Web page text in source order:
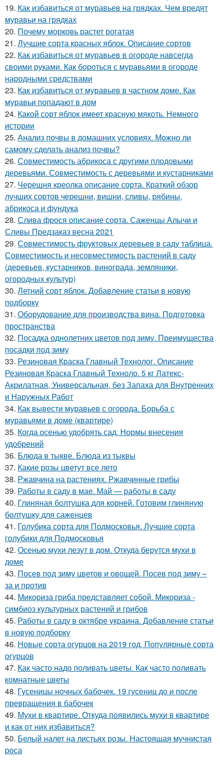
19. Как избавиться от муравьев на грядках. Чем вредят
муравьи на грядках
20. Почему морковь растет рогатая
21. Лучшие сорта красных яблок. Описание сортов
22. Как избавиться от муравьев в огороде навсегда
своими руками. Как бороться с муравьями в огороде
народными средствами
23. Как избавиться от муравьев в частном доме. Как
муравьи попадают в дом
24. Какой сорт яблок имеет красную мякоть. Немного
истории
25. Анализ почвы в домашних условиях. Можно ли
самому сделать анализ почвы?
26. Совместимость абрикоса с другими плодовыми
деревьями. Совместимость с деревьями и кустарниками
27. Черешня креолка описание сорта. Краткий обзор
лучших сортов черешни, вишни, сливы, рябины,
абрикоса и фундука
28. Слива фрося описание сорта. Саженцы Алычи и
Сливы Предзаказ весна 2021
29. Совместимость фруктовых деревьев в саду таблица.
Совместимость и несовместимость растений в саду
(деревьев, кустарников, винограда, земляники,
огородных культур)
30. Летний сорт яблок. Добавление статьи в новую
подборку
31. Оборудование для производства вина. Подготовка
пространства
32. Посадка однолетних цветов под зиму. Преимущества
посадки под зиму
33. Резиновая Краска Главный Технолог. Описание
Резиновая Краска Главный Техноло. 5 кг Латекс-
Акрилатная, Универсальная, без Запаха для Внутренних
и Наружных Работ
34. Как вывести муравьев с огорода. Борьба с
муравьями в доме (квартире)
35. Когда осенью удобрять сад. Нормы внесения
удобрений
36. Блюда в тыкве. Блюда из тыквы
37. Какие розы цветут все лето
38. Ржавчина на растениях. Ржавчинные грибы
39. Работы в саду в мае. Май — работы в саду
40. Глиняная болтушка для корней. Готовим глиняную
болтушку для саженцев
41. Голубика сорта для Подмосковья. Лучшие сорта
голубики для Подмосковья
42. Осенью мухи лезут в дом. Откуда берутся мухи в
доме
43. Посев под зиму цветов и овощей. Посев под зиму –
за и против
44. Микориза гриба представляет собой. Микориза -
симбиоз культурных растений и грибов
45. Работы в саду в октябре украина. Добавление статьи
в новую подборку
46. Новые сорта огурцов на 2019 год. Популярные сорта
огурцов
47. Как часто надо поливать цветы. Как часто поливать
комнатные цветы
48. Гусеницы ночных бабочек. 19 гусениц до и после
превращения в бабочек
49. Мухи в квартире. Откуда появились мухи в квартире
и как от них избавиться?
50. Белый налет на листьях розы. Настоящая мучнистая
роса